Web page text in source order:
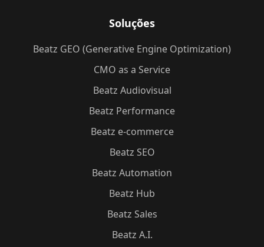
Soluções
Beatz GEO (Generative Engine Optimization)
CMO as a Service
Beatz Audiovisual
Beatz Performance
Beatz e-commerce
Beatz SEO
Beatz Automation
Beatz Hub
Beatz Sales
Beatz A.I.